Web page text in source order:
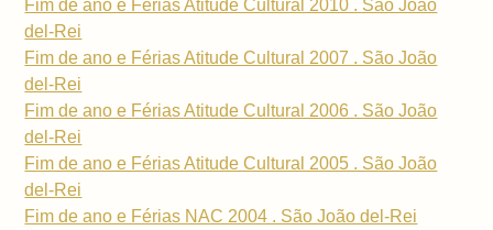
Fim de ano e Férias Atitude Cultural 2010 . São João
del-Rei
Fim de ano e Férias Atitude Cultural 2007 . São João
del-Rei
Fim de ano e Férias Atitude Cultural 2006 . São João
del-Rei
Fim de ano e Férias Atitude Cultural 2005 . São João
del-Rei
Fim de ano e Férias NAC 2004 . São João del-Rei